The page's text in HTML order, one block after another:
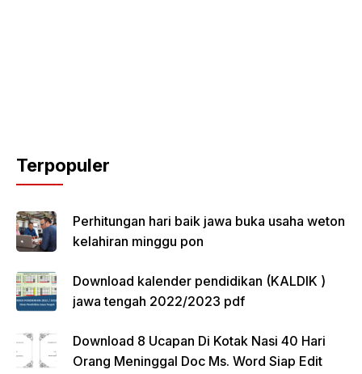
Terpopuler
Perhitungan hari baik jawa buka usaha weton
kelahiran minggu pon
Download kalender pendidikan (KALDIK )
jawa tengah 2022/2023 pdf
Download 8 Ucapan Di Kotak Nasi 40 Hari
Orang Meninggal Doc Ms. Word Siap Edit